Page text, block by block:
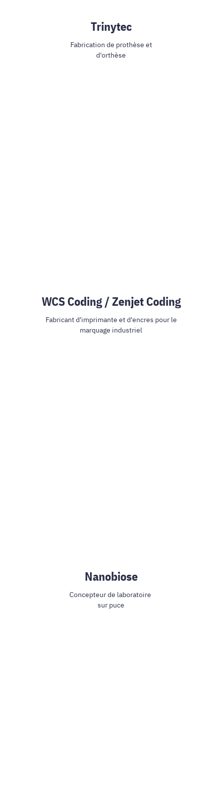
Trinytec
Fabrication de prothèse et
d'orthèse
WCS Coding / Zenjet Coding
Fabricant d'imprimante et d'encres pour le
marquage industriel
Nanobiose
Concepteur de laboratoire
sur puce